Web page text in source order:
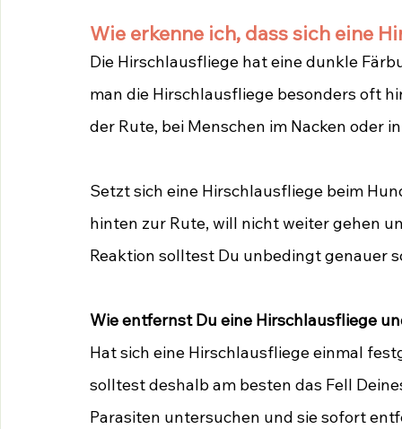
Wie erkenne ich, dass sich eine
Die Hirschlausfliege hat eine dunkle
man die Hirschlausfliege besonders oft
der Rute, bei Menschen im Nacken oder
Setzt sich eine Hirschlausfliege beim
hinten zur Rute, will nicht weiter gehen
Reaktion solltest Du unbedingt genauer
Wie entfernst Du eine Hirschlausfliege
Hat sich eine Hirschlausfliege einmal
solltest deshalb am besten das Fell
Parasiten untersuchen und sie sofort